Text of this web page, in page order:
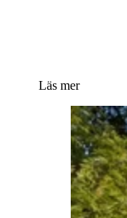
Läs mer